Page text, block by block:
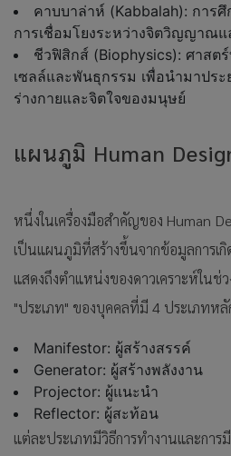
คาบบาล่าห์ (Kabbalah): การ
การเชื่อมโยงระหว่างจิตวิญญาณแ
ชีวฟิสิกส์ (Biophysics): ศาสต
เซลล์และพันธุกรรม เพื่อนำมาประ
ร่างกายและจิต
แผนภูมิ Human
หนึ่งในเครื่องมือสำคัญของ Human
เป็นแผนภูมิที่สร้างขึ้นจากข้อมูลการเ
แสดงถึงตำแหน่งของดาวเคราะห์ในช่ว
"ประเภท" ของบุคคลที่มี 4 ประเภทหลั
Manifestor: ผู้สร้างสรรค์
Generator: ผู้สร้างพลังงาน
Projector: ผู้แนะนำ
Reflector: ผู้สะท้อน
แต่ละประเภทมีวิธีการทำงานและกา